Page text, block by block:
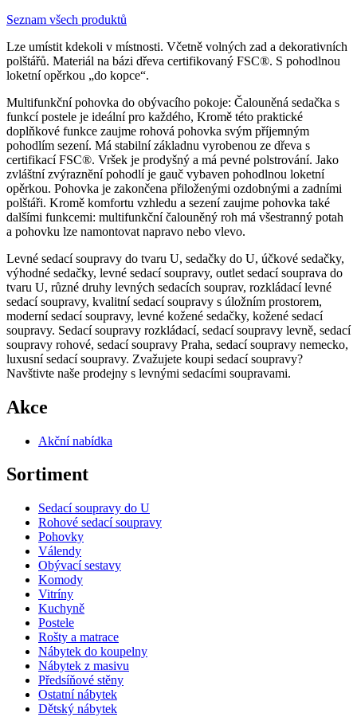
Seznam všech produktů
Lze umístit kdekoli v místnosti. Včetně volných zad a dekorativních
polštářů. Materiál na bázi dřeva certifikovaný FSC®. S pohodlnou
loketní opěrkou „do kopce“.
Multifunkční pohovka do obývacího pokoje: Čalouněná sedačka s
funkcí postele je ideální pro každého, Kromě této praktické
doplňkové funkce zaujme rohová pohovka svým příjemným
pohodlím sezení. Má stabilní základnu vyrobenou ze dřeva s
certifikací FSC®. Vršek je prodyšný a má pevné polstrování. Jako
zvláštní zvýraznění pohodlí je gauč vybaven pohodlnou loketní
opěrkou. Pohovka je zakončena přiloženými ozdobnými a zadními
polštáři. Kromě komfortu vzhledu a sezení zaujme pohovka také
dalšími funkcemi: multifunkční čalouněný roh má všestranný potah
a pohovku lze namontovat napravo nebo vlevo.
Levné sedací soupravy do tvaru U, sedačky do U, účkové sedačky,
výhodné sedačky, levné sedací soupravy, outlet sedací souprava do
tvaru U, různé druhy levných sedacích souprav, rozkládací levné
sedací soupravy, kvalitní sedací soupravy s úložním prostorem,
moderní sedací soupravy‎, levné kožené sedačky, kožené sedací
soupravy. Sedací soupravy rozkládací, sedací soupravy levně, sedací
soupravy rohové, sedací soupravy Praha, sedací soupravy nemecko,
luxusní sedací soupravy. Zvažujete koupi sedací soupravy?
Navštivte naše prodejny s levnými sedacími soupravami.
Akce
Akční nabídka
Sortiment
Sedací soupravy do U
Rohové sedací soupravy
Pohovky
Válendy
Obývací sestavy
Komody
Vitríny
Kuchyně
Postele
Rošty a matrace
Nábytek do koupelny
Nábytek z masivu
Předsíňové stěny
Ostatní nábytek
Dětský nábytek